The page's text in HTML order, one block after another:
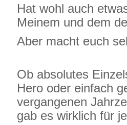
Hat wohl auch
Meinem und dem
Aber macht euch
Ob absolutes
Hero oder einfach
vergangenen
gab es wirklich für